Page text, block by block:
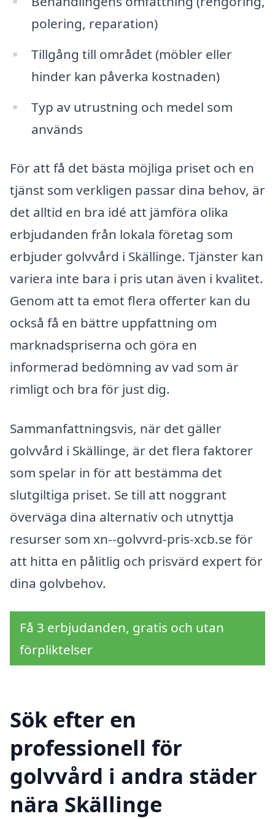
polering, reparation)
Tillgång till området (möbler eller
hinder kan påverka kostnaden)
Typ av utrustning och medel som
används
För att få det bästa möjliga priset och en
tjänst som verkligen passar dina behov, är
det alltid en bra idé att jämföra olika
erbjudanden från lokala företag som
erbjuder golvvård i Skällinge. Tjänster kan
variera inte bara i pris utan även i kvalitet.
Genom att ta emot flera offerter kan du
också få en bättre uppfattning om
marknadspriserna och göra en
informerad bedömning av vad som är
rimligt och bra för just dig.
Sammanfattningsvis, när det gäller
golvvård i Skällinge, är det flera faktorer
som spelar in för att bestämma det
slutgiltiga priset. Se till att noggrant
överväga dina alternativ och utnyttja
resurser som xn--golvvrd-pris-xcb.se för
att hitta en pålitlig och prisvärd expert för
dina golvbehov.
Få 3 erbjudanden, gratis och utan
förpliktelser
Sök efter en
professionell för
golvvård i andra städer
nära Skällinge